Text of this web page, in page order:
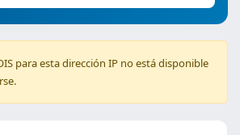
para esta dirección IP no está disponible